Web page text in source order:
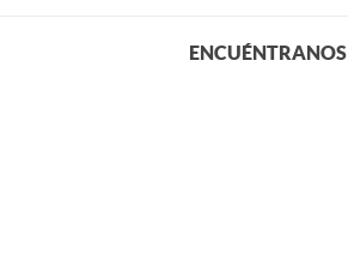
ENCUÉNTRANOS